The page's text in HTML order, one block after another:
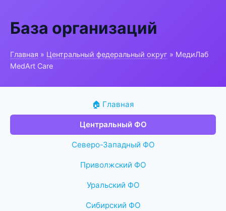
База организаций
Главная » Центральный федеральный округ » МедиЛаб
MedArt Care
🏠 Главная
Центральный ФО
Северо-Западный ФО
Приволжский ФО
Уральский ФО
Сибирский ФО